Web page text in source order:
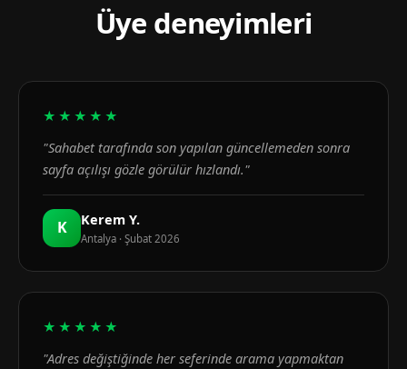
Üye deneyimleri
★★★★★
"Sahabet tarafında son yapılan güncellemeden sonra
sayfa açılışı gözle görülür hızlandı."
K Kerem Y.
Antalya · Şubat 2026
★★★★★
"Adres değiştiğinde her seferinde arama yapmaktan